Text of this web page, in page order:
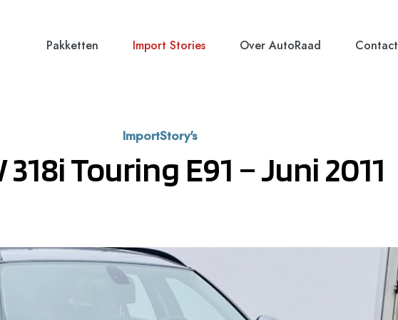
Pakketten Import Stories Over AutoRaad Contact
ImportStory's
318i Touring E91 – Juni 2011